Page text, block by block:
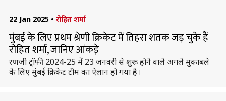
22 Jan 2025 • रोहित शर्मा
मुंबई के लिए प्रथम श्रेणी क्रिकेट में तिहरा शतक जड़ चुके हैं
रोहित शर्मा, जानिए आंकड़े
रणजी ट्रॉफी 2024-25 में 23 जनवरी से शुरू होने वाले अगले मुकाबले
के लिए मुंबई क्रिकेट टीम का ऐलान हो गया है।